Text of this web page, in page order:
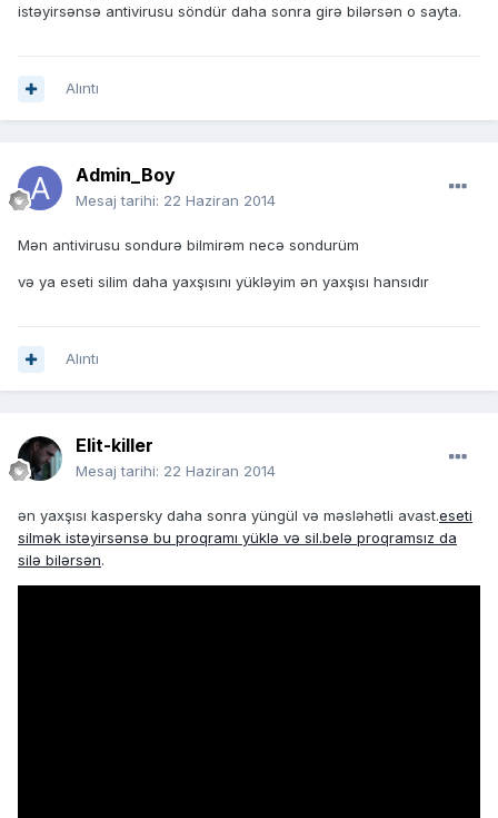
istəyirsənsə antivirusu söndür daha sonra girə bilərsən o sayta.
Alıntı
Admin_Boy
Mesaj tarihi: 22 Haziran 2014
Mən antivirusu sondurə bilmirəm necə sondurüm
və ya eseti silim daha yaxşısını yükləyim ən yaxşısı hansıdır
Alıntı
Elit-killer
Mesaj tarihi: 22 Haziran 2014
ən yaxşısı kaspersky daha sonra yüngül və məsləhətli avast.eseti
silmək istəyirsənsə bu proqramı yüklə və sil.belə proqramsız da
silə bilərsən.